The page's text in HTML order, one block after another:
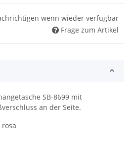
wenn wieder verfügbar
Frage zum Artikel
SB-8699 mit
an der Seite.
rosa